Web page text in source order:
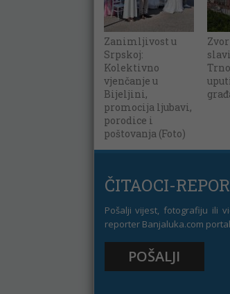
Zanimljivost u
Srpskoj:
Kolektivno
vjenčanje u
Bijeljini,
promocija ljubavi,
porodice i
poštovanja (Foto)
ČITAOCI-
Pošalji vijest, fotografiju ili
reporter Banjaluka.com
POŠALJI